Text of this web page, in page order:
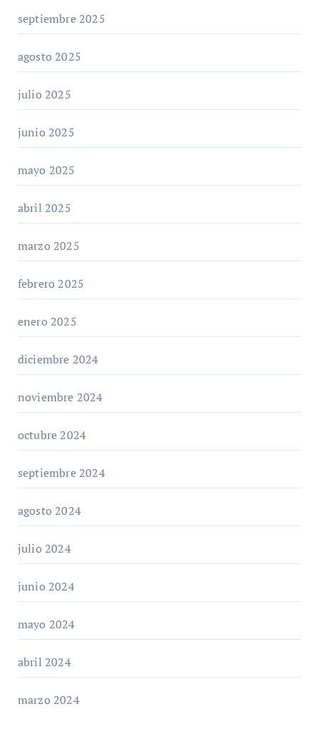
septiembre 2025
agosto 2025
julio 2025
junio 2025
mayo 2025
abril 2025
marzo 2025
febrero 2025
enero 2025
diciembre 2024
noviembre 2024
octubre 2024
septiembre 2024
agosto 2024
julio 2024
junio 2024
mayo 2024
abril 2024
marzo 2024